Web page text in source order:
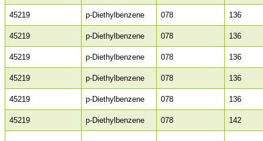
45219 p-Diethylbenzene 078 136
45219 p-Diethylbenzene 078 136
45219 p-Diethylbenzene 078 136
45219 p-Diethylbenzene 078 136
45219 p-Diethylbenzene 078 136
45219 p-Diethylbenzene 078 142